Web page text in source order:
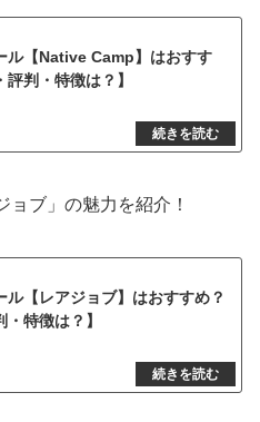
ル【Native Camp】はおすす
判・特徴は？】
ブ」の魅力を紹介！
ル【レアジョブ】はおすすめ？
・特徴は？】